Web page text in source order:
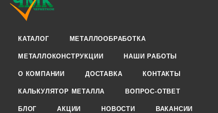
КАТАЛОГ МЕТАЛЛООБРАБОТКА
МЕТАЛЛОКОНСТРУКЦИИ НАШИ РАБОТЫ
О КОМПАНИИ ДОСТАВКА КОНТАКТЫ
КАЛЬКУЛЯТОР МЕТАЛЛА ВОПРОС-ОТВЕТ
БЛОГ АКЦИИ НОВОСТИ ВАКАНСИИ